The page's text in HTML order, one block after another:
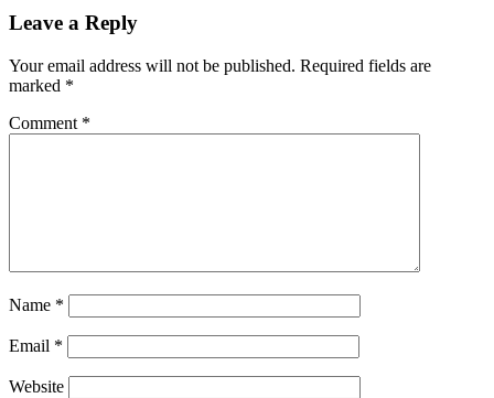
Leave a Reply
Your email address will not be published. Required fields are
marked *
Comment *
Name *
Email *
Website